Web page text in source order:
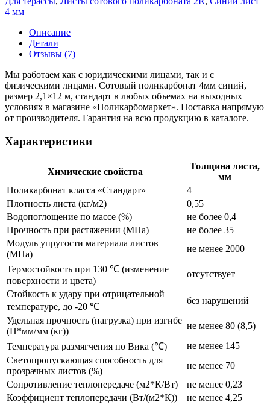
4 мм
Описание
Детали
Отзывы (7)
Мы работаем как с юридическими лицами, так и с
физическими лицами. Сотовый поликарбонат 4мм синий,
размер 2,1×12 м, стандарт в любых объемах на выходных
условиях в магазине «Поликарбомаркет». Поставка напрямую
от производителя. Гарантия на всю продукцию в каталоге.
Характеристики
Химические свойства
Толщина листа,
мм
Поликарбонат класса «Стандарт»
4
Плотность листа (кг/м2)
0,55
Водопоглощение по массе (%)
не более 0,4
Прочность при растяжении (МПа)
не более 35
Модуль упругости материала листов
(МПа)
не менее 2000
Термостойкость при 130 ℃ (изменение
поверхности и цвета)
отсутствует
Стойкость к удару при отрицательной
температуре, до -20 ℃
без нарушений
Удельная прочность (нагрузка) при изгибе
(Н*мм/мм (кг))
не менее 80 (8,5)
Температура размягчения по Вика (℃)
не менее 145
Светопропускающая способность для
прозрачных листов (%)
не менее 70
Сопротивление теплопередаче (м2*К/Вт)
не менее 0,23
Коэффициент теплопередачи (Вт/(м2*К))
не менее 4,25